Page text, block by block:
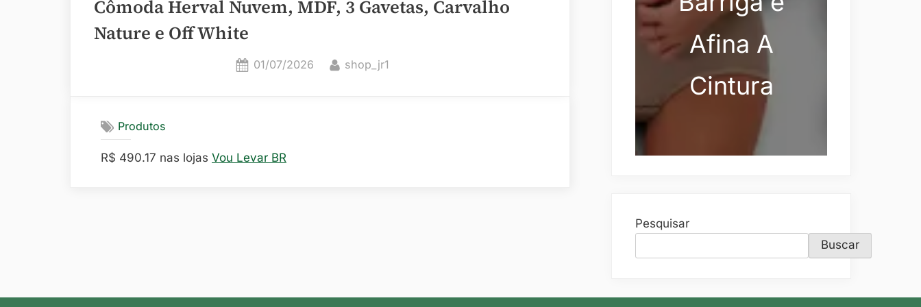
Cômoda Herval Nuvem, MDF, 3 Gavetas, Carvalho
Nature e Off White
Posted
01/07/2026 By
shop_jr1
Produtos
R$ 490.17 nas lojas Vou Levar BR
Afina A
Cintura
Pesquisar
Buscar